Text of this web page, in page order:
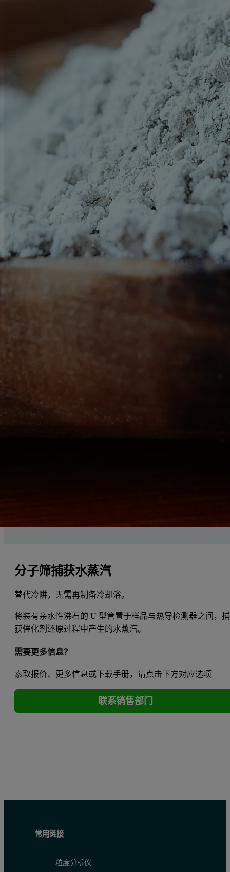
分子筛捕获水蒸汽
替代冷阱，无需再制备冷却浴。
将装有亲水性沸石的 U 型管置于样品与热导检测器之间，捕
获催化剂还原过程中产生的水蒸汽。
需要更多信息？
索取报价、更多信息或下载手册，请点击下方对应选项
联系销售部门
常用链接
粒度分析仪